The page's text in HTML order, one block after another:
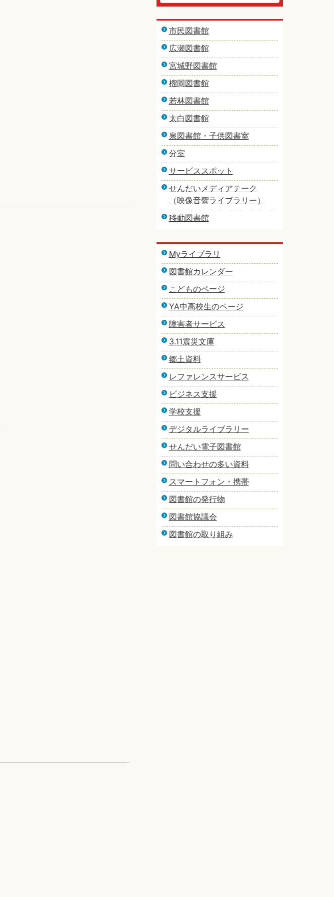
市民図書館
広瀬図書館
宮城野図書館
榴岡図書館
若林図書館
太白図書館
泉図書館・子供図書室
分室
サービススポット
せんだいメディアテーク
（映像音響ライブラリー）
移動図書館
Myライブラリ
図書館カレンダー
こどものページ
YA中高校生のページ
障害者サービス
3.11震災文庫
郷土資料
レファレンスサービス
ビジネス支援
学校支援
デジタルライブラリー
せんだい電子図書館
問い合わせの多い資料
スマートフォン・携帯
図書館の発行物
図書館協議会
図書館の取り組み